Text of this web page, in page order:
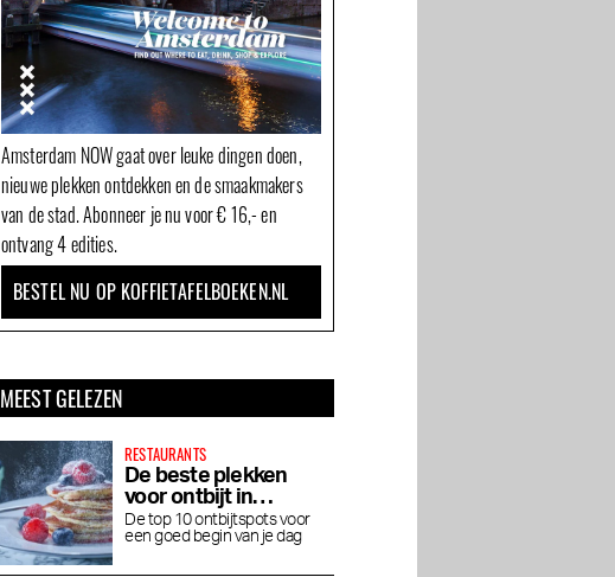
Amsterdam NOW gaat over leuke dingen doen,
nieuwe plekken ontdekken en de smaakmakers
van de stad. Abonneer je nu voor € 16,- en
ontvang 4 edities.
BESTEL NU OP KOFFIETAFELBOEKEN.NL
MEEST GELEZEN
RESTAURANTS
De beste plekken
voor ontbijt in
Amsterdam
De top 10 ontbijtspots voor
een goed begin van je dag